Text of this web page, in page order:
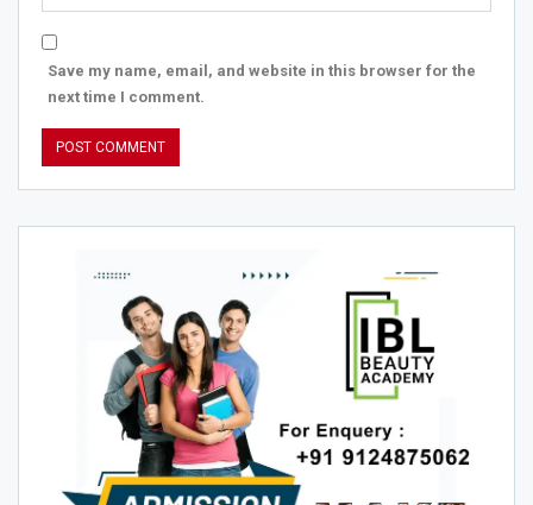
Save my name, email, and website in this browser for the
next time I comment.